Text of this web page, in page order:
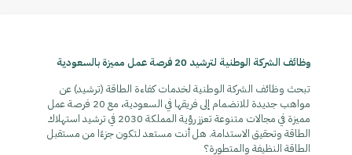
وظائف الشركة الوطنية لترشيد 20 فرصة عمل مميزة بالسعودية
تبحث وظائف الشركة الوطنية لخدمات كفاءة الطاقة (ترشيد) عن
مواهب جديدة للانضمام إلى فريقها في السعودية، مع 20 فرصة عمل
مميزة في مجالات متنوعة تعزز رؤية المملكة 2030 في ترشيد استهلاك
الطاقة وتحقيق الاستدامة. هل أنت مستعد لتكون جزءًا من مستقبل
الطاقة النظيفة والمتطورة؟